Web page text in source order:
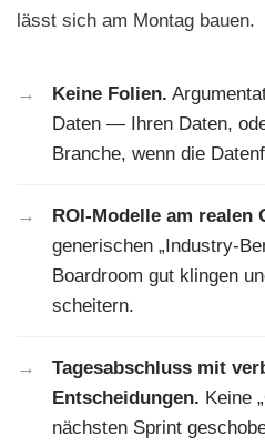
lässt sich am Montag bauen.
Keine Folien.
Daten — Ihren Daten,
Branche, wenn die
ROI-Modelle am realen
generischen „Industry-
Boardroom gut klingen
scheitern.
Tagesabschluss mit
Entscheidungen. Keine
nächsten Sprint